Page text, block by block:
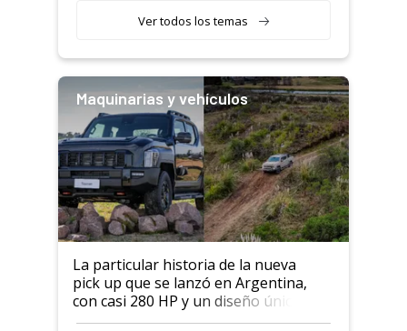
Ver todos los temas
Maquinarias y vehículos
La particular historia de la nueva
pick up que se lanzó en Argentina,
con casi 280 HP y un diseño único: a
cuánto se vende